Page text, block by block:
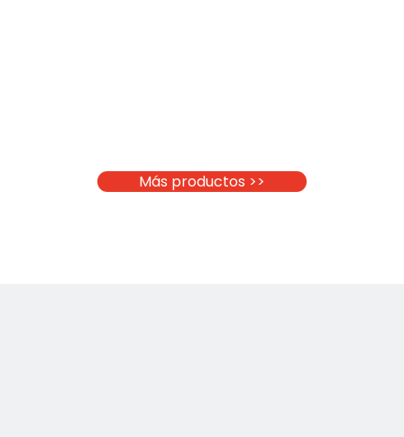
Más productos >>